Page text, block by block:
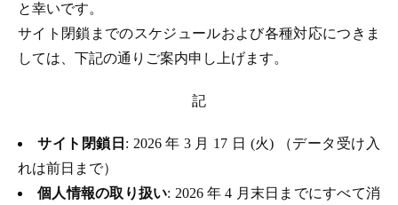
と幸いです。
サイト閉鎖までのスケジュールおよび各種対応につきま
しては、下記の通りご案内申し上げます。
記
サイト閉鎖日 : 2026 年 3 月 17 日 (火) （データ受け入
れは前日まで）
個人情報の取り扱い: 2026 年 4 月末日までにすべて消